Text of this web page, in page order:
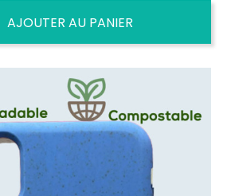
AJOUTER AU PANIER